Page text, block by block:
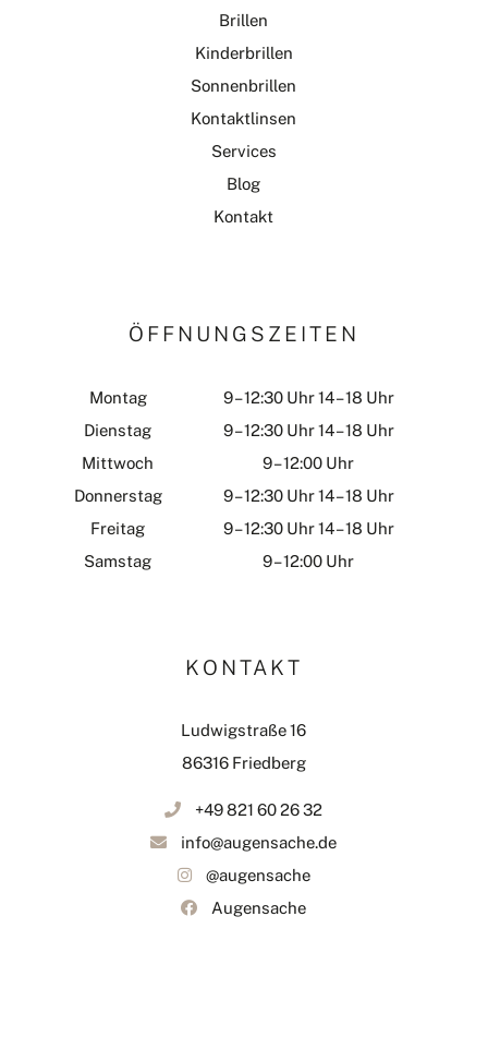
Brillen
Kinderbrillen
Sonnenbrillen
Kontaktlinsen
Services
Blog
Kontakt
ÖFFNUNGSZEITEN
Montag
9 – 12:30 Uhr 14 – 18 Uhr
Dienstag
9 – 12:30 Uhr 14 – 18 Uhr
Mittwoch
9 – 12:00 Uhr
Donnerstag
9 – 12:30 Uhr 14 – 18 Uhr
Freitag
9 – 12:30 Uhr 14 – 18 Uhr
Samstag
9 – 12:00 Uhr
KONTAKT
Ludwigstraße 16
86316 Friedberg
+49 821 60 26 32
info@augensache.de
@augensache
Augensache